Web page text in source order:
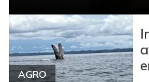
AGRO